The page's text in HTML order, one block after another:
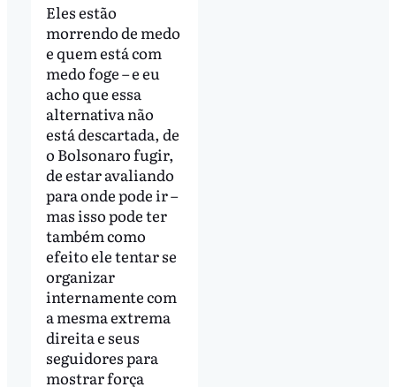
Eles estão
morrendo de medo
e quem está com
medo foge – e eu
acho que essa
alternativa não
está descartada, de
o Bolsonaro fugir,
de estar avaliando
para onde pode ir –
mas isso pode ter
também como
efeito ele tentar se
organizar
internamente com
a mesma extrema
direita e seus
seguidores para
mostrar força